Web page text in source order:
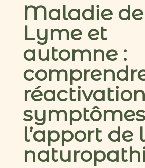
Maladie de
Lyme et
automne :
l’apport de